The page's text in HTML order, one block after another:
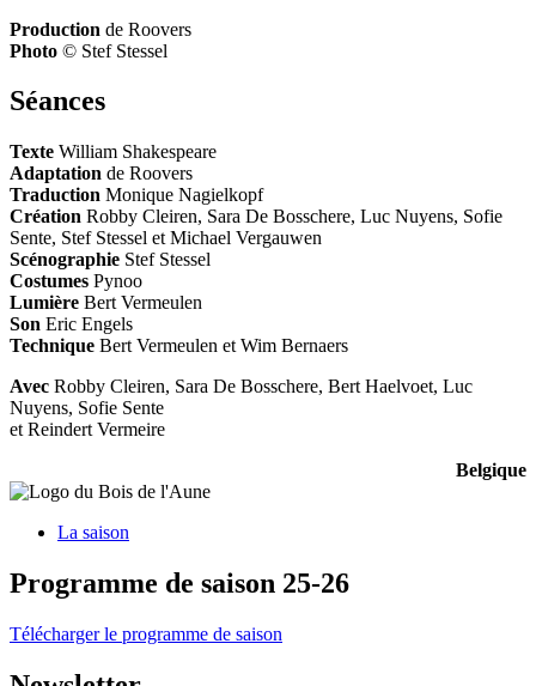
Production de Roovers
Photo © Stef Stessel
Séances
Texte William Shakespeare
Adaptation de Roovers
Traduction Monique Nagielkopf
Création Robby Cleiren, Sara De Bosschere, Luc Nuyens, Sofie
Sente, Stef Stessel et Michael Vergauwen
Scénographie Stef Stessel
Costumes Pynoo
Lumière Bert Vermeulen
Son Eric Engels
Technique Bert Vermeulen et Wim Bernaers
Avec Robby Cleiren, Sara De Bosschere, Bert Haelvoet, Luc
Nuyens, Sofie Sente
et Reindert Vermeire
Belgique
La saison
Programme de saison 25-26
Télécharger le programme de saison